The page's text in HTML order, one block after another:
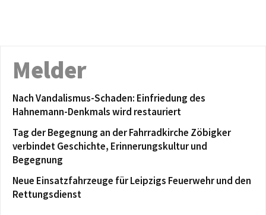
Melder
Nach Vandalismus-Schaden: Einfriedung des
Hahnemann-Denkmals wird restauriert
Tag der Begegnung an der Fahrradkirche Zöbigker
verbindet Geschichte, Erinnerungskultur und
Begegnung
Neue Einsatzfahrzeuge für Leipzigs Feuerwehr und den
Rettungsdienst